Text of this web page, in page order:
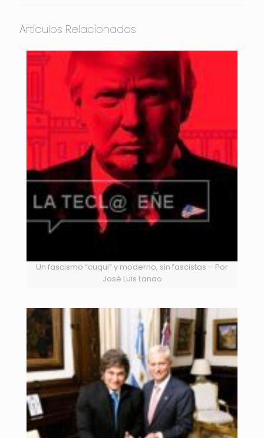
Artículos Relacionados
Un fascismo “cuqui” y moderno, sin fascistas – Por
José Luis Lanao